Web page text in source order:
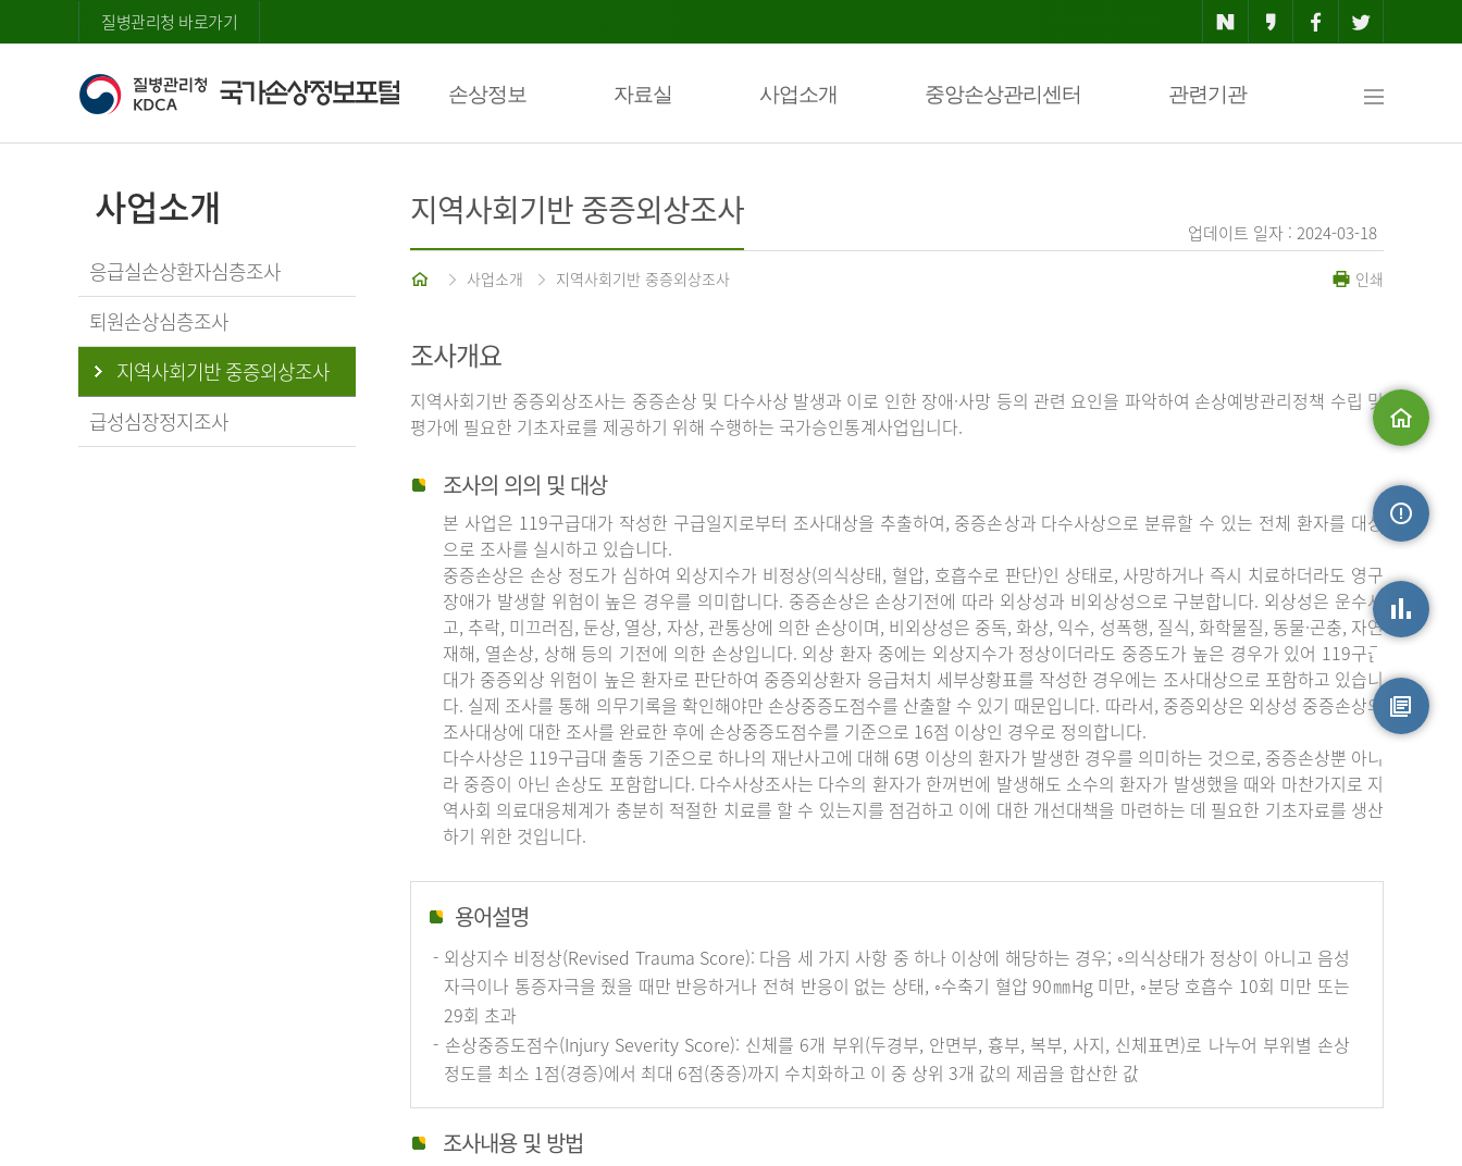
질병관리청 바로가기
손상정보 자료실 사업소개 중앙손상관리센터 관련기관
맵
사업소개
응급실손상환자심층조사
퇴원손상심층조사
지역사회기반 중증외상조사
급성심장정지조사
업데이트 일자 : 2024-03-18
지역사회기반 중증외상조사
홈 사업소개 지역사회기반 중증외상조사 인쇄
조사개요
지역사회기반 중증외상조사는 중증손상 및 다수사상 발생과 이로 인한 장애·사망 등의 관련 요인을 파악하여 손상예방관리정책 수립 및
평가에 필요한 기초자료를 제공하기 위해 수행하는 국가승인통계사업입니다.
조사의 의의 및 대상
본 사업은 119구급대가 작성한 구급일지로부터 조사대상을 추출하여, 중증손상과 다수사상으로 분류할 수 있는 전체 환자를 대상
으로 조사를 실시하고 있습니다.
중증손상은 손상 정도가 심하여 외상지수가 비정상(의식상태, 혈압, 호흡수로 판단)인 상태로, 사망하거나 즉시 치료하더라도 영구
장애가 발생할 위험이 높은 경우를 의미합니다. 중증손상은 손상기전에 따라 외상성과 비외상성으로 구분합니다. 외상성은 운수사
고, 추락, 미끄러짐, 둔상, 열상, 자상, 관통상에 의한 손상이며, 비외상성은 중독, 화상, 익수, 성폭행, 질식, 화학물질, 동물·곤충, 자연
재해, 열손상, 상해 등의 기전에 의한 손상입니다. 외상 환자 중에는 외상지수가 정상이더라도 중증도가 높은 경우가 있어 119구급
대가 중증외상 위험이 높은 환자로 판단하여 중증외상환자 응급처치 세부상황표를 작성한 경우에는 조사대상으로 포함하고 있습니
다. 실제 조사를 통해 의무기록을 확인해야만 손상중증도점수를 산출할 수 있기 때문입니다. 따라서, 중증외상은 외상성 중증손상의
조사대상에 대한 조사를 완료한 후에 손상중증도점수를 기준으로 16점 이상인 경우로 정의합니다.
다수사상은 119구급대 출동 기준으로 하나의 재난사고에 대해 6명 이상의 환자가 발생한 경우를 의미하는 것으로, 중증손상뿐 아니
라 중증이 아닌 손상도 포함합니다. 다수사상조사는 다수의 환자가 한꺼번에 발생해도 소수의 환자가 발생했을 때와 마찬가지로 지
역사회 의료대응체계가 충분히 적절한 치료를 할 수 있는지를 점검하고 이에 대한 개선대책을 마련하는 데 필요한 기초자료를 생산
하기 위한 것입니다.
용어설명
- 외상지수 비정상(Revised Trauma Score): 다음 세 가지 사항 중 하나 이상에 해당하는 경우; ◦의식상태가 정상이 아니고 음성
자극이나 통증자극을 줬을 때만 반응하거나 전혀 반응이 없는 상태, ◦수축기 혈압 90㎜Hg 미만, ◦분당 호흡수 10회 미만 또는
29회 초과
- 손상중증도점수(Injury Severity Score): 신체를 6개 부위(두경부, 안면부, 흉부, 복부, 사지, 신체표면)로 나누어 부위별 손상
정도를 최소 1점(경증)에서 최대 6점(중증)까지 수치화하고 이 중 상위 3개 값의 제곱을 합산한 값
조사내용 및 방법
손상통계